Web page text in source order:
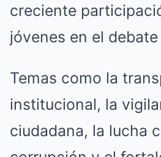
creciente
jóvenes en el
Temas como la
institucional, la
ciudadana, la lucha